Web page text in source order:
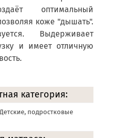
оптимальный
коже "дышать".
Выдерживает
и имеет отличную
категория:
подростковые